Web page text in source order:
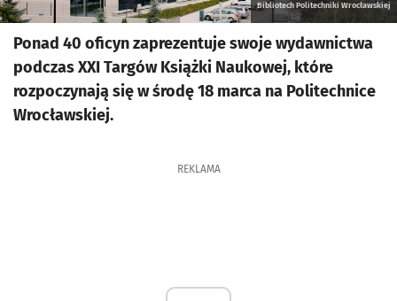
Bibliotech Politechniki Wrocławskiej
Ponad 40 oficyn zaprezentuje swoje wydawnictwa
podczas XXI Targów Książki Naukowej, które
rozpoczynają się w środę 18 marca na Politechnice
Wrocławskiej.
REKLAMA